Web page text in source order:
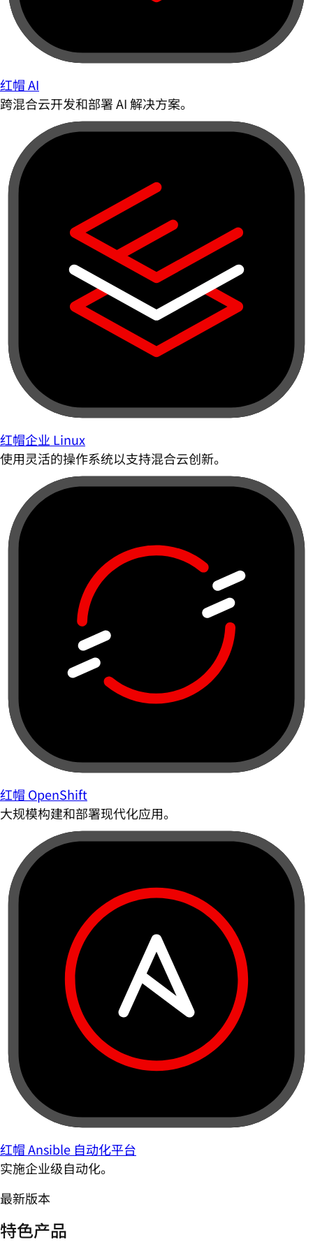
红帽 AI
跨混合云开发和部署 AI 解决方案。
红帽企业 Linux
使用灵活的操作系统以支持混合云创新。
红帽 OpenShift
大规模构建和部署现代化应用。
红帽 Ansible 自动化平台
实施企业级自动化。
最新版本
特色产品